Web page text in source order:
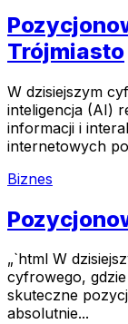
Trójmiasto
W dzisiejszym
inteligencja (AI)
informacji i
internetowych
Biznes
„`html W
cyfrowego,
skuteczne
absolutnie...